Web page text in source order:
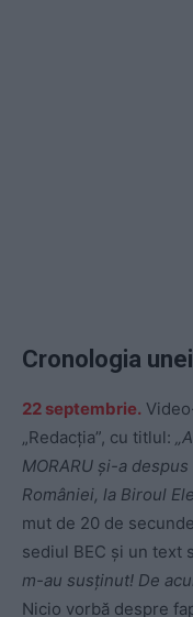
Cronologia
22 septembrie.
„Redacția”, cu titlul:
MORARU și-a
României, la Biroul
mut de 20 de
sediul BEC și un text
m-au susținut! De
Nicio vorbă despre